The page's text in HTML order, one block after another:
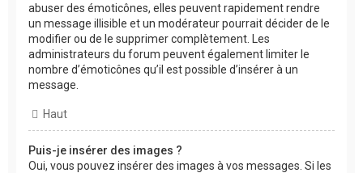
abuser des émoticônes, elles peuvent rapidement rendre
un message illisible et un modérateur pourrait décider de le
modifier ou de le supprimer complètement. Les
administrateurs du forum peuvent également limiter le
nombre d’émoticônes qu’il est possible d’insérer à un
message.
Haut
Puis-je insérer des images ?
Oui, vous pouvez insérer des images à vos messages. Si les